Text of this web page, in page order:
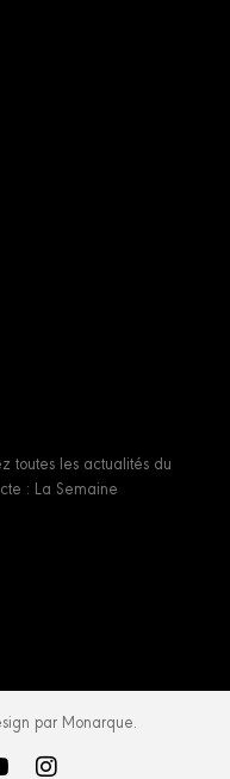
toutes les actualités du
: La Semaine
par Monarque.